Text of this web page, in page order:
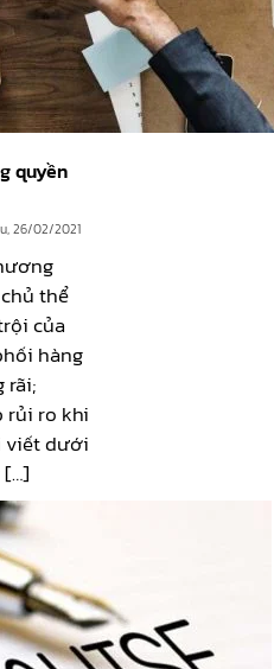
quyền
26/02/2021
thể
của
hàng
rãi;
rủi ro khi
viết dưới
[…]